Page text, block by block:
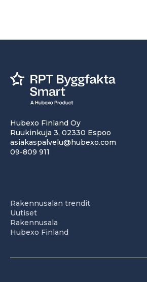
Hubexo Finland Oy
Ruukinkuja 3, 02330 Espoo
asiakaspalvelu@hubexo.com
09-809 911
Rakennusalan trendit
Uutiset
Rakennusala
Hubexo Finland